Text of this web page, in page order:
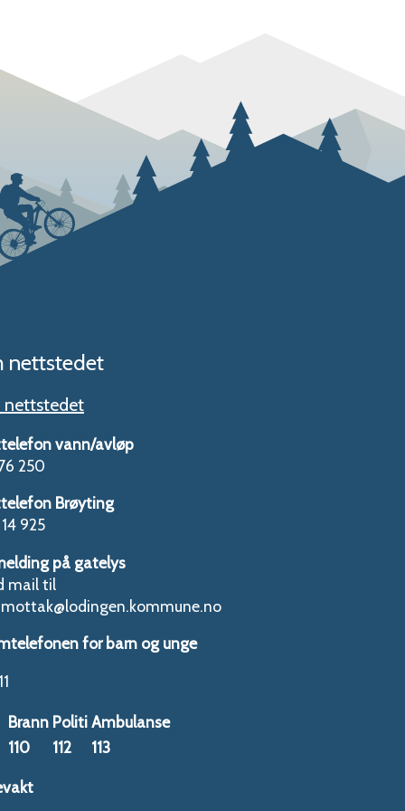
nettstedet
nettstedet
vann/avløp
250
Brøyting
925
på gatelys
mail til
for barn og unge
Brann PolitiAmbulanse
110
112 113